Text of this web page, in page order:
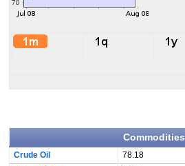
Commodities
Crude Oil 78.18